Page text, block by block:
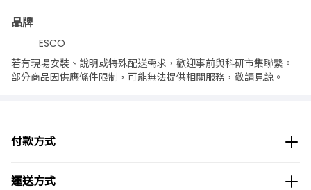
品牌
ESCO
若有現場安裝、說明或特殊配送需求，歡迎事前與科研市集聯繫。
部分商品因供應條件限制，可能無法提供相關服務，敬請見諒。
付款方式
運送方式